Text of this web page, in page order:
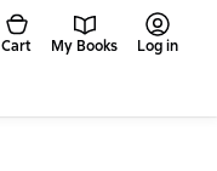
Cart My Books Log in